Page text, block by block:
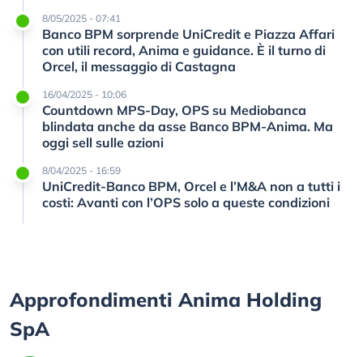
8/05/2025 - 07:41
Banco BPM sorprende UniCredit e Piazza Affari
con utili record, Anima e guidance. È il turno di
Orcel, il messaggio di Castagna
16/04/2025 - 10:06
Countdown MPS-Day, OPS su Mediobanca
blindata anche da asse Banco BPM-Anima. Ma
oggi sell sulle azioni
8/04/2025 - 16:59
UniCredit-Banco BPM, Orcel e l’M&A non a tutti i
costi: Avanti con l’OPS solo a queste condizioni
Approfondimenti Anima Holding
SpA